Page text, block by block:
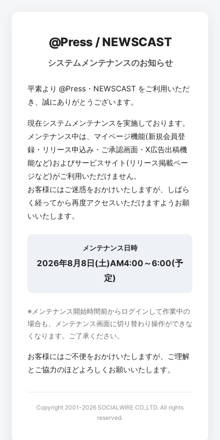
@Press / NEWSCAST
システムメンテナンスのお知らせ
平素より @Press・NEWSCAST をご利用いただ
き、誠にありがとうございます。
現在システムメンテナンスを実施しております。
メンテナンス中は、マイページ機能(新規会員登
録・リリース申込み・ご承認画面・X広告出稿機
能など)およびサービスサイト(リリース掲載ペー
ジなど)がご利用いただけません。
お客様にはご迷惑をおかけいたしますが、しばら
く経ってから再度アクセスいただけますようお願
いいたします。
メンテナンス日時
2026年8月8日(土)AM4:00～6:00(予
定)
※メンテナンス開始時間前からログインして作業中の
場合も、メンテナンス画面に切り替わり操作ができな
くなります。ご了承ください。
お客様にはご不便をおかけいたしますが、ご理解
とご協力のほどよろしくお願いいたします。
Copyright 2001-2026 SOCIALWIRE CO.,LTD. All rights
reserved.